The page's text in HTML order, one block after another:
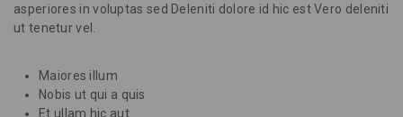
asperiores in voluptas sed Deleniti dolore id hic est Vero deleniti
ut tenetur vel.
Maiores illum
Nobis ut qui a quis
Et ullam hic aut